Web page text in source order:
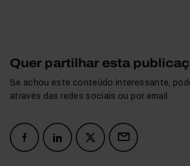
Quer partilhar esta
Se achou este conteúdo interessante,
através das redes sociais ou por email.